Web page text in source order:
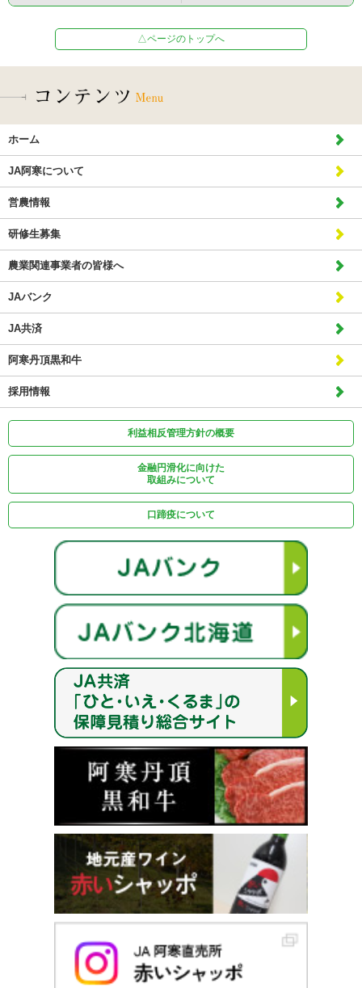
△ページのトップへ
ホーム
JA阿寒について
営農情報
研修生募集
農業関連事業者の皆様へ
JAバンク
JA共済
阿寒丹頂黒和牛
採用情報
利益相反管理方針の概要
金融円滑化に向けた
取組みについて
口蹄疫について